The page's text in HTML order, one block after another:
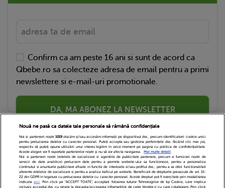
Confirm ca am peste 16 ani si sunt de acord ca
Qbebe.ro sa colecteze adresa de email pentru a primi
newslettere si e-mail-uri promotionale.
DA, MA ABONEZ LA NEWSLETTER
Nouă ne pasă ca datele tale personale să rămână confidențiale
Noi și partenerii noștri 1019stocăm și/sau accesăm informații pe dispozitivul dvs., precum identificatorii cookie unici
pentru prelucrarea datelor cu caracter personal. Puteți accepta sau gestiona preferințele dvs. făcând clic mai jos,
respectiv vă puteți opune utilizării unui interes legitim în orice moment pe pagina cu politica de confidențialitate.
Aceste alegeri vor fi raportate partenerilor noștri și nu vă vor afecta navigarea.
Mai multe detalii
Noi si partenerii nostri (retelele de socializare si agentiile de publicitate partenere, precum si furnizorii nostri de
servicii de date analitice) prelucram date pentru a permite website-ului sa functioneze, pentru a personaliza
continutul si anunturile publicitare afisate in functie de interesele si/sau profilul dvs., pentru a va oferi functionalitati
aferente retelelor de socializare si pentru a analiza traficul pe website. Beneficiati de drepturile prevazute de art. 15-
22 din GDPR in legatura cu prelucrarea datelor cu caracter personal. Aceste drepturi pot fi exercitate prin modalitatea
indicataaici. Prin click pe “ACCEPT TOATE”, acceptati folosirea tuturor Tehnologiilor de tip Cookie, care implica
inclusiv acceptul dvs. cu privire la stocarea/accesarea informatiilor de catre Vendor-ii cu care colaboram. Prin click